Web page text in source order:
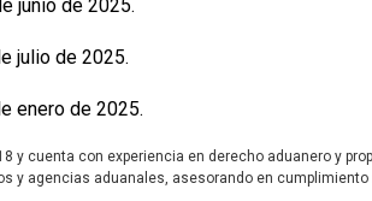
junio de 2025.
julio de 2025.
enero de 2025.
y cuenta con experiencia en derecho aduanero y
y agencias aduanales, asesorando en